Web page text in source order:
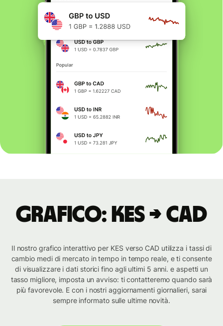
Grafico: KES → CAD
Il nostro grafico interattivo per KES verso CAD utilizza i tassi di
cambio medi di mercato in tempo in tempo reale, e ti consente
di visualizzare i dati storici fino agli ultimi 5 anni. e aspetti un
tasso migliore, imposta un avviso: ti contatteremo quando sarà
più favorevole. E con i nostri aggiornamenti giornalieri, sarai
sempre informato sulle ultime novità.